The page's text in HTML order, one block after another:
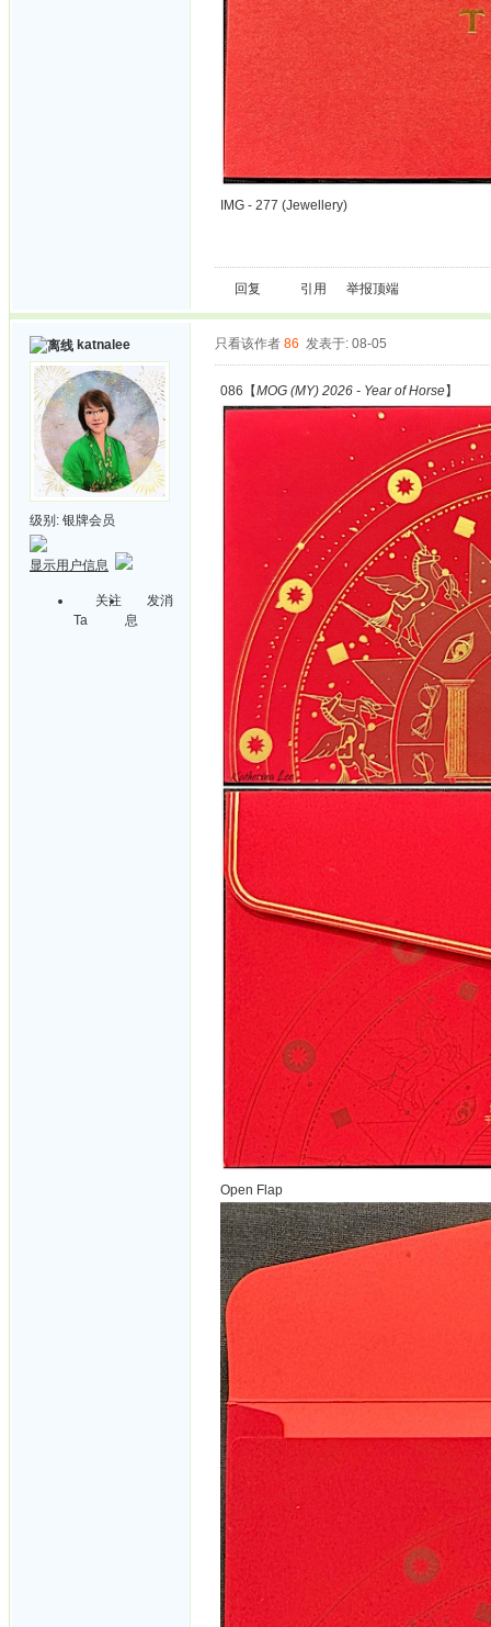
IMG - 277 (Jewellery)
回复 引用 举报顶端
katnalee
级别: 银牌会员
显示用户信息
关注
Ta
发消
息
只看该作者 86 发表于: 08-05
086【MOG (MY) 2026 - Year of Horse】
Open Flap